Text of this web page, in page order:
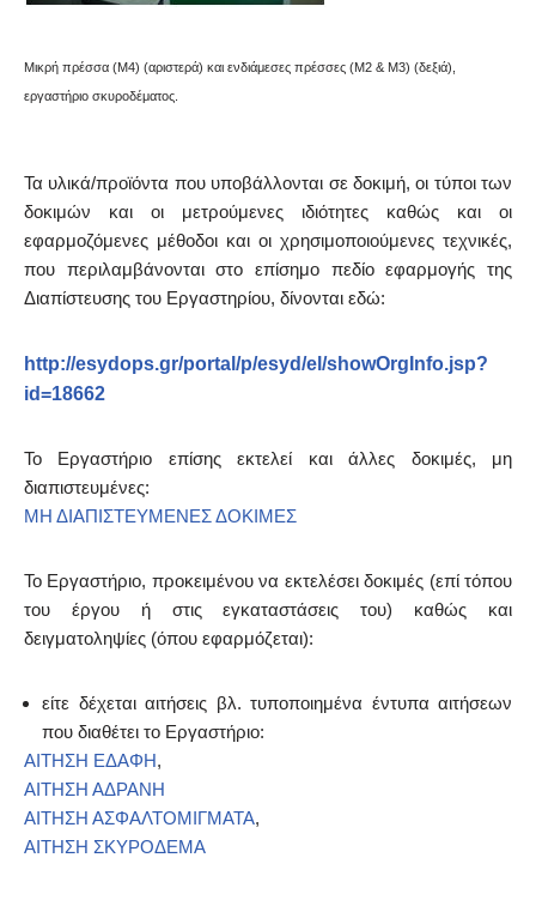
Μικρή πρέσσα (Μ4) (αριστερά) και ενδιάμεσες πρέσσες (Μ2 & Μ3) (δεξιά),
εργαστήριο σκυροδέματος.
Τα υλικά/προϊόντα που υποβάλλονται σε δοκιμή, οι τύποι των
δοκιμών και οι μετρούμενες ιδιότητες καθώς και οι
εφαρμοζόμενες μέθοδοι και οι χρησιμοποιούμενες τεχνικές,
που περιλαμβάνονται στο επίσημο πεδίο εφαρμογής της
Διαπίστευσης του Εργαστηρίου, δίνονται εδώ:
http://esydops.gr/portal/p/esyd/el/showOrgInfo.jsp?
id=18662
Το Εργαστήριο επίσης εκτελεί και άλλες δοκιμές, μη
διαπιστευμένες:
ΜΗ ΔΙΑΠΙΣΤΕΥΜΕΝΕΣ ΔΟΚΙΜΕΣ
Το Εργαστήριο, προκειμένου να εκτελέσει δοκιμές (επί τόπου
του έργου ή στις εγκαταστάσεις του) καθώς και
δειγματοληψίες (όπου εφαρμόζεται):
είτε δέχεται αιτήσεις βλ. τυποποιημένα έντυπα αιτήσεων
που διαθέτει το Εργαστήριο:
ΑΙΤΗΣΗ ΕΔΑΦΗ,
ΑΙΤΗΣΗ ΑΔΡΑΝΗ
ΑΙΤΗΣΗ ΑΣΦΑΛΤΟΜΙΓΜΑΤΑ,
ΑΙΤΗΣΗ ΣΚΥΡΟΔΕΜΑ